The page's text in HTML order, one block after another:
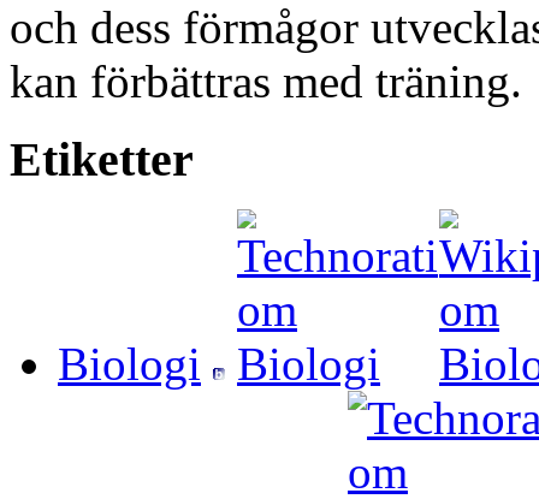
och dess förmågor
kan förbättras med träning.
Etiketter
Biologi